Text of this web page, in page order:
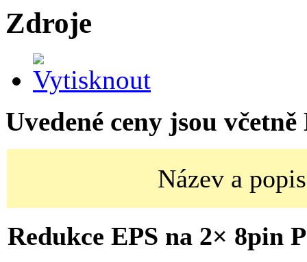
Zdroje
Uvedené ceny jsou včetně
Název a
Redukce EPS na 2× 8pin